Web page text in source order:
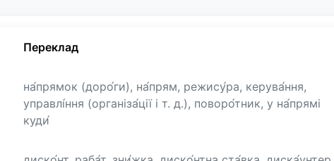
Переклад
на́прямок (доро́ги), на́прям, режису́ра, керува́ння,
управлі́ння (організа́ції і т. д.), поворо́тник, у на́прямі
куди́